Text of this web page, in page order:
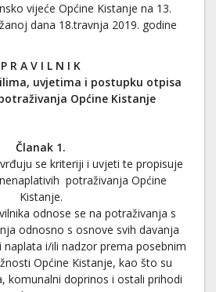
vijeće Općine Kistanje na 13.
dana 18.travnja 2019. godine
P R A V I L N I K
uvjetima i postupku otpisa
Općine Kistanje
Članak 1.
se kriteriji i uvjeti te propisuje
potraživanja Općine
Kistanje.
odnose se na potraživanja s
odnosno s osnove svih davanja
i/ili nadzor prema posebnim
Općine Kistanje, kao što su
komunalni doprinos i ostali prihodi